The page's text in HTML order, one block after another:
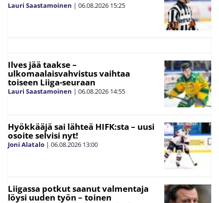
Lauri Saastamoinen | 06.08.2026 15:25
Ilves jää taakse –
ulkomaalaisvahvistus vaihtaa
toiseen Liiga-seuraan
Lauri Saastamoinen | 06.08.2026 14:55
Hyökkääjä sai lähteä HIFK:sta – uusi
osoite selvisi nyt!
Joni Alatalo | 06.08.2026 13:00
Liigassa potkut saanut valmentaja
löysi uuden työn – toinen